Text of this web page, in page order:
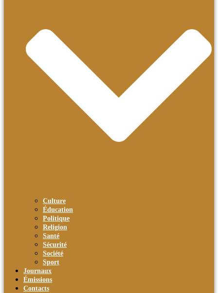
Culture
Éducation
Politique
Religion
Santé
Sécurité
Société
Sport
Journaux
Émissions
Contacts